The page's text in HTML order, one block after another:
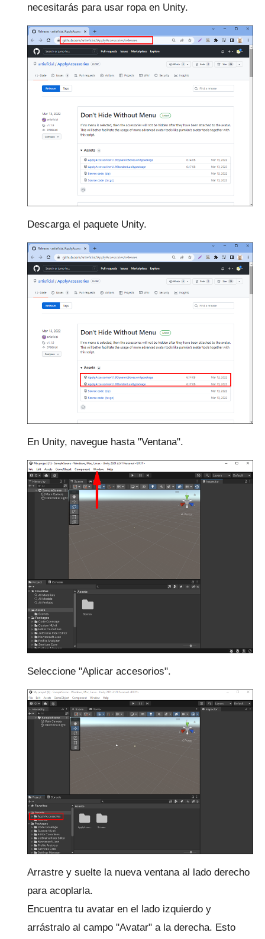
necesitarás para usar ropa en Unity.
Descarga el paquete Unity.
En Unity, navegue hasta "Ventana".
Seleccione "Aplicar accesorios".
Arrastre y suelte la nueva ventana al lado derecho
para acoplarla.
Encuentra tu avatar en el lado izquierdo y
arrástralo al campo "Avatar" a la derecha. Esto